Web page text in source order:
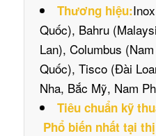
Thương hiệu:
Quốc), Bahru
Lan), Columbus
Quốc), Tisco (Đài
Nha, Bắc Mỹ, Nam
Tiêu chuẩn kỹ
Phổ biến nhất tại